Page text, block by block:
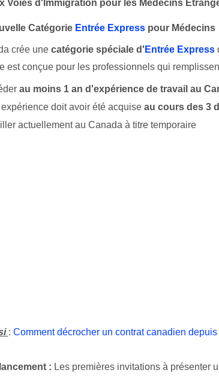
Voies d'Immigration pour les Médecins
Catégorie Entrée Expresspour Médecins
crée une catégorie spéciale d' Entrée Express
est conçue pour les professionnels qui
au moins 1 an d'expérience de travail au
doit avoir été acquise au cours des 3
actuellement au Canada à titre temporaire
: Comment décrocher un contrat canadien
: Les premières invitations à présenter